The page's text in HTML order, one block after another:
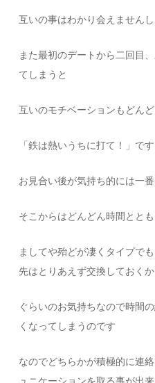
互いの事はわかり会えません
また最初のデートから二回目
てしまうと
互いのモチベーションもどん
「鉄は熱いうちに打て！」です
お見合い後が気持ち的には一
そこからはどんどん時間とと
ましてや殆どが凄くタイプで
先はとりあえず交換しておくか
ぐらいのお気持ちなので時間
くなってしまうのです
なのでどちらかが積極的に連